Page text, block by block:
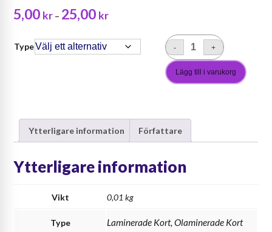
5,00 kr – 25,00 kr
till
25,00 kr
Type
Chart
of
Your
- +
Lägg till i varukorg
Ytterligare information Författare
Ytterligare information
Vikt 0,01 kg
Type Laminerade Kort, Olaminerade Kort